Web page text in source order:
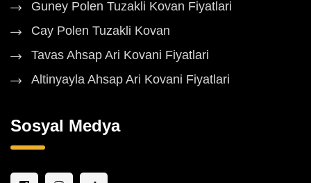
Guney Polen Tuzakli Kovan Fiyatlari
Cay Polen Tuzakli Kovan
Tavas Ahsap Ari Kovani Fiyatlari
Altinyayla Ahsap Ari Kovani Fiyatlari
Sosyal Medya